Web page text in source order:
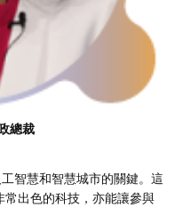
總裁
智慧和智慧城市的關鍵。這
出色的科技，亦能讓參與